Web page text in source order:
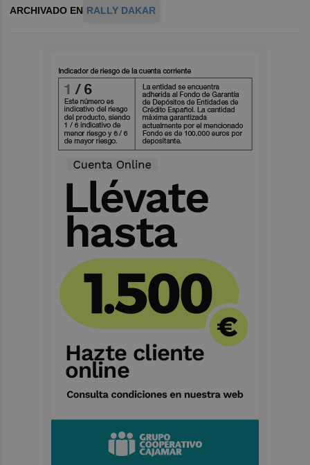
ARCHIVADO EN RALLY DAKAR